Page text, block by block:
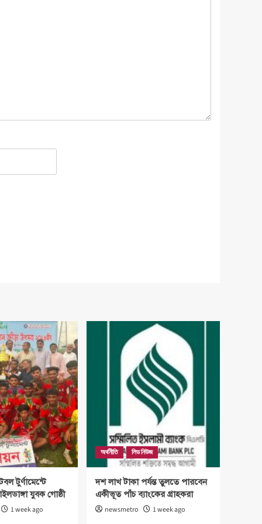
টুর্ণামেন্টে
যুবক গোষ্ঠী
1 week ago
অর্থনীতি লিড নিউজ
দশ লাখ টাকা পর্যন্ত তুলতে পারবেন
একীভূত পাঁচ ব্যাংকের গ্রাহকরা
newsmetro 1 week ago